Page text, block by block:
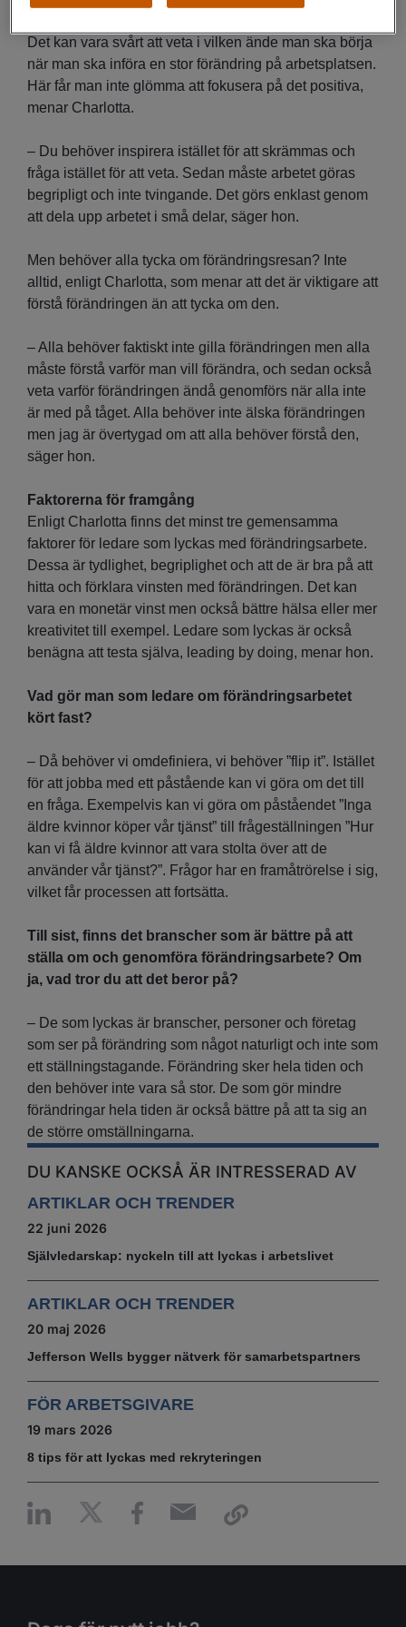
Det kan vara svårt att veta i vilken ände man ska börja
när man ska införa en stor förändring på arbetsplatsen.
Här får man inte glömma att fokusera på det positiva,
menar Charlotta.
– Du behöver inspirera istället för att skrämmas och
fråga istället för att veta. Sedan måste arbetet göras
begripligt och inte tvingande. Det görs enklast genom
att dela upp arbetet i små delar, säger hon.
Men behöver alla tycka om förändringsresan? Inte
alltid, enligt Charlotta, som menar att det är viktigare att
förstå förändringen än att tycka om den.
– Alla behöver faktiskt inte gilla förändringen men alla
måste förstå varför man vill förändra, och sedan också
veta varför förändringen ändå genomförs när alla inte
är med på tåget. Alla behöver inte älska förändringen
men jag är övertygad om att alla behöver förstå den,
säger hon.
Faktorerna för framgång
Enligt Charlotta finns det minst tre gemensamma
faktorer för ledare som lyckas med förändringsarbete.
Dessa är tydlighet, begriplighet och att de är bra på att
hitta och förklara vinsten med förändringen. Det kan
vara en monetär vinst men också bättre hälsa eller mer
kreativitet till exempel. Ledare som lyckas är också
benägna att testa själva, leading by doing, menar hon.
Vad gör man som ledare om förändringsarbetet
kört fast?
– Då behöver vi omdefiniera, vi behöver ”flip it”. Istället
för att jobba med ett påstående kan vi göra om det till
en fråga. Exempelvis kan vi göra om påståendet ”Inga
äldre kvinnor köper vår tjänst” till frågeställningen ”Hur
kan vi få äldre kvinnor att vara stolta över att de
använder vår tjänst?”. Frågor har en framåtrörelse i sig,
vilket får processen att fortsätta.
Till sist, finns det branscher som är bättre på att
ställa om och genomföra förändringsarbete? Om
ja, vad tror du att det beror på?
– De som lyckas är branscher, personer och företag
som ser på förändring som något naturligt och inte som
ett ställningstagande. Förändring sker hela tiden och
den behöver inte vara så stor. De som gör mindre
förändringar hela tiden är också bättre på att ta sig an
de större omställningarna.
DU KANSKE OCKSÅ ÄR INTRESSERAD AV
ARTIKLAR OCH TRENDER
22 juni 2026
Självledarskap: nyckeln till att lyckas i arbetslivet
ARTIKLAR OCH TRENDER
20 maj 2026
Jefferson Wells bygger nätverk för samarbetspartners
FÖR ARBETSGIVARE
19 mars 2026
8 tips för att lyckas med rekryteringen